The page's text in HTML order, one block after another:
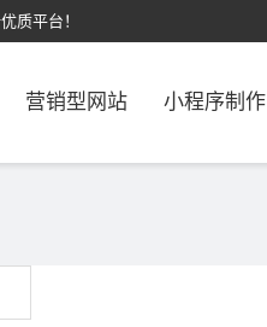
质平台！
营销型网站 小程序制作